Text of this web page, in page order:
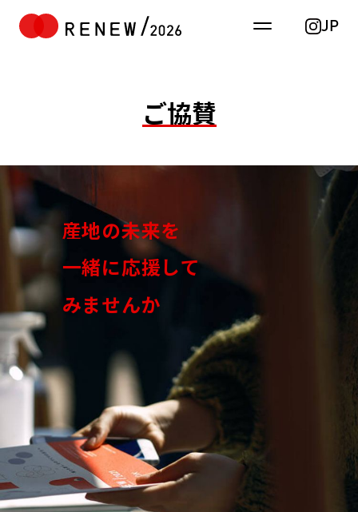
JP
TOP
お知らせ
工房見学
ワークショップ
RENEW主催イベント
産地イベント
アクセス
公共交通機関でお越し
の方
車でお越しの方
かかわる
応援する
ご協賛
産地の未来を
一緒に応援して
みませんか